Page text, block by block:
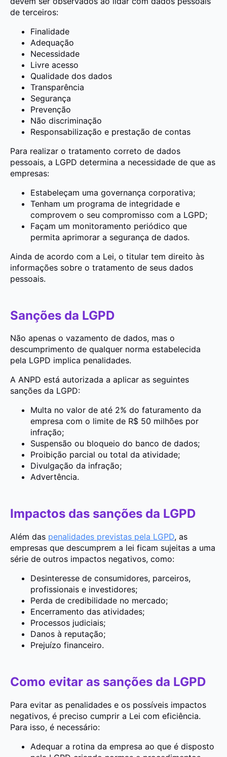
de terceiros:
Finalidade
Adequação
Necessidade
Livre acesso
Qualidade dos dados
Transparência
Segurança
Prevenção
Não discriminação
Responsabilização e prestação de contas
Para realizar o tratamento correto de dados
pessoais, a LGPD determina a necessidade de que as
empresas:
Estabeleçam uma governança corporativa;
Tenham um programa de integridade e
comprovem o seu compromisso com a LGPD;
Façam um monitoramento periódico que
permita aprimorar a segurança de dados.
Ainda de acordo com a Lei, o titular tem direito às
informações sobre o tratamento de seus dados
pessoais.
Sanções da LGPD
Não apenas o vazamento de dados, mas o
descumprimento de qualquer norma estabelecida
pela LGPD implica penalidades.
A ANPD está autorizada a aplicar as seguintes
sanções da LGPD:
Multa no valor de até 2% do faturamento da
empresa com o limite de R$ 50 milhões por
infração;
Suspensão ou bloqueio do banco de dados;
Proibição parcial ou total da atividade;
Divulgação da infração;
Advertência.
Impactos das sanções da LGPD
Além das penalidades previstas pela LGPD, as
empresas que descumprem a lei ficam sujeitas a uma
série de outros impactos negativos, como:
Desinteresse de consumidores, parceiros,
profissionais e investidores;
Perda de credibilidade no mercado;
Encerramento das atividades;
Processos judiciais;
Danos à reputação;
Prejuízo financeiro.
Como evitar as sanções da LGPD
Para evitar as penalidades e os possíveis impactos
negativos, é preciso cumprir a Lei com eficiência.
Para isso, é necessário:
Adequar a rotina da empresa ao que é disposto